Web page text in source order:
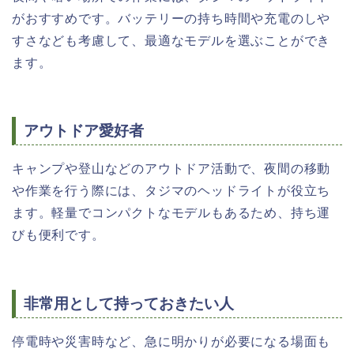
がおすすめです。バッテリーの持ち時間や充電のしや
すさなども考慮して、最適なモデルを選ぶことができ
ます。
アウトドア愛好者
キャンプや登山などのアウトドア活動で、夜間の移動
や作業を行う際には、タジマのヘッドライトが役立ち
ます。軽量でコンパクトなモデルもあるため、持ち運
びも便利です。
非常用として持っておきたい人
停電時や災害時など、急に明かりが必要になる場面も